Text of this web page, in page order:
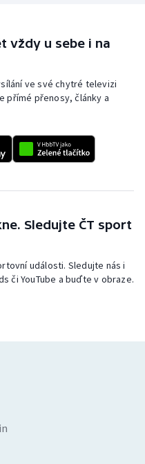
vždy u sebe i na
ve své chytré televizi
přímé přenosy, články a
Sledujte ČT sport
události. Sledujte nás i
či YouTube a buďte v obraze.